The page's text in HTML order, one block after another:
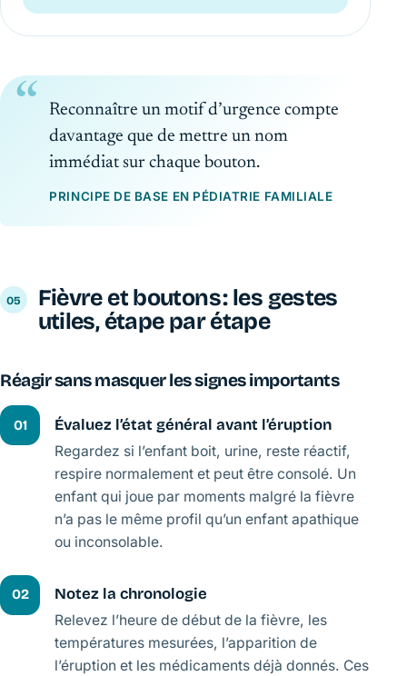
Reconnaître un motif d’urgence compte
davantage que de mettre un nom
immédiat sur chaque bouton.
PRINCIPE DE BASE EN PÉDIATRIE FAMILIALE
Fièvre et boutons : les gestes
utiles, étape par étape
Réagir sans masquer les signes importants
01 Évaluez l’état général avant l’éruption
Regardez si l’enfant boit, urine, reste réactif,
respire normalement et peut être consolé. Un
enfant qui joue par moments malgré la fièvre
n’a pas le même profil qu’un enfant apathique
ou inconsolable.
02 Notez la chronologie
Relevez l’heure de début de la fièvre, les
températures mesurées, l’apparition de
l’éruption et les médicaments déjà donnés. Ces